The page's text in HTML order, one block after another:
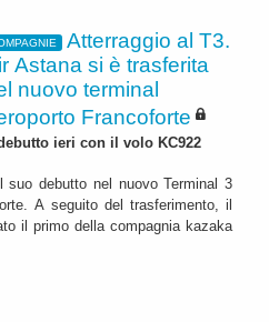
Atterraggio al T3.
Astana si è trasferita
nuovo terminal
Francoforte
debutto ieri con il volo KC922
debutto nel nuovo Terminal 3
A seguito del trasferimento, il
il primo della compagnia kazaka